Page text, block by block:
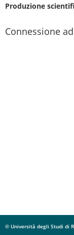
Produzione
Connessione
© Università degli Studi di